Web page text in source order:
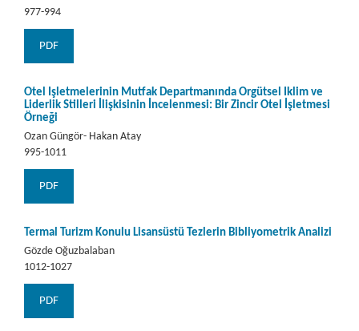
977-994
PDF
Otel İşletmelerinin Mutfak Departmanında Örgütsel İklim ve
Liderlik Stilleri İlişkisinin İncelenmesi: Bir Zincir Otel İşletmesi
Örneği
Ozan Güngör- Hakan Atay
995-1011
PDF
Termal Turizm Konulu Lisansüstü Tezlerin Bibliyometrik Analizi
Gözde Oğuzbalaban
1012-1027
PDF